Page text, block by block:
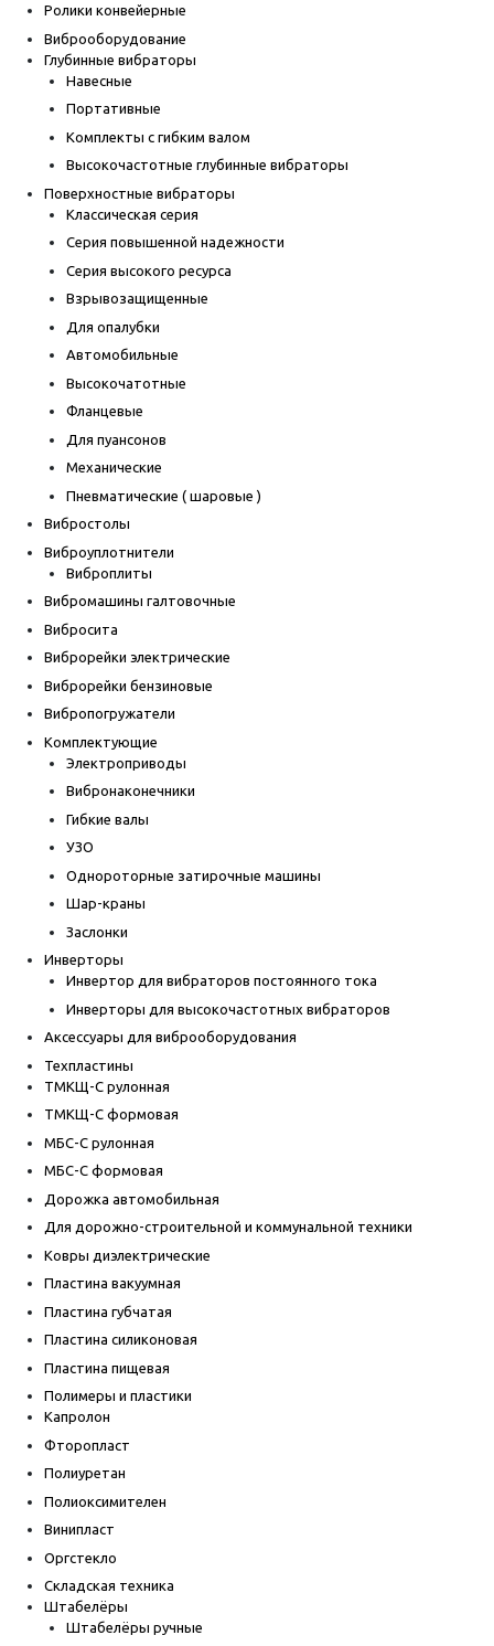
Ролики конвейерные
Виброоборудование
Глубинные вибраторы
Навесные
Портативные
Комплекты с гибким валом
Высокочастотные глубинные вибраторы
Поверхностные вибраторы
Классическая серия
Серия повышенной надежности
Серия высокого ресурса
Взрывозащищенные
Для опалубки
Автомобильные
Высокочатотные
Фланцевые
Для пуансонов
Механические
Пневматические ( шаровые )
Вибростолы
Виброуплотнители
Виброплиты
Вибромашины галтовочные
Вибросита
Виброрейки электрические
Виброрейки бензиновые
Вибропогружатели
Комплектующие
Электроприводы
Вибронаконечники
Гибкие валы
УЗО
Однороторные затирочные машины
Шар-краны
Заслонки
Инверторы
Инвертор для вибраторов постоянного тока
Инверторы для высокочастотных вибраторов
Аксессуары для виброоборудования
Техпластины
ТМКЩ-С рулонная
ТМКЩ-С формовая
МБС-С рулонная
МБС-С формовая
Дорожка автомобильная
Для дорожно-строительной и коммунальной техники
Ковры диэлектрические
Пластина вакуумная
Пластина губчатая
Пластина силиконовая
Пластина пищевая
Полимеры и пластики
Капролон
Фторопласт
Полиуретан
Полиоксимителен
Винипласт
Оргстекло
Складская техника
Штабелёры
Штабелёры ручные